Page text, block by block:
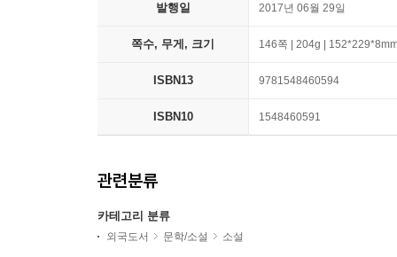
발행일 2017년 06월 29일
쪽수, 무게, 크기 146쪽 | 204g |
ISBN13 9781548460594
ISBN10 1548460591
관련분류
카테고리 분류
외국도서 문학/소설 소설